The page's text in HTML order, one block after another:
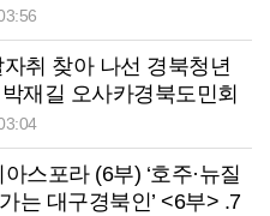
취 찾아 나선 경북청년
재길 오사카경북도민회
받기 싫어 권투 시작하고
파링 역할도 했죠"
스포라 (6부) ‘호주·뉴질
는 대구경북인’ <6부> .7